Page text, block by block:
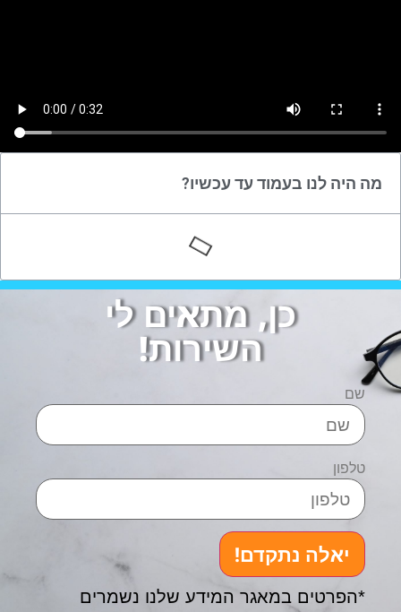
מה היה לנו בעמוד עד עכשיו?
כן, מתאים לי
השירות!
שם
טלפון
יאלה נתקדם!
*הפרטים במאגר המידע שלנו נשמרים